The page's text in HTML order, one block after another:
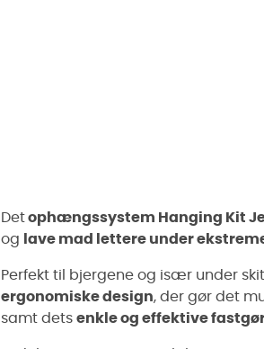
Detophængssystem Hanging Kit
og
lave mad lettere under
Perfekt til bjergene og især under
ergonomiske design, der gør det
samt dets enkle og effektive